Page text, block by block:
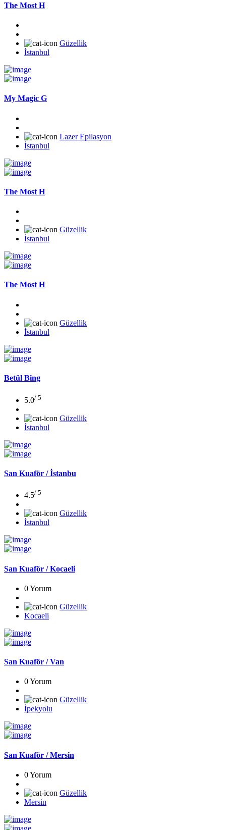
The Most H
Güzellik
İstanbul
My Magic G
Lazer Epilasyon
İstanbul
The Most H
Güzellik
İstanbul
The Most H
Güzellik
İstanbul
Betül Bing
5.0/ 5
Güzellik
İstanbul
San Kuaför / İstanbu
4.5/ 5
Güzellik
İstanbul
San Kuaför / Kocaeli
0 Yorum
Güzellik
Kocaeli
San Kuaför / Van
0 Yorum
Güzellik
İpekyolu
San Kuaför / Mersin
0 Yorum
Güzellik
Mersin